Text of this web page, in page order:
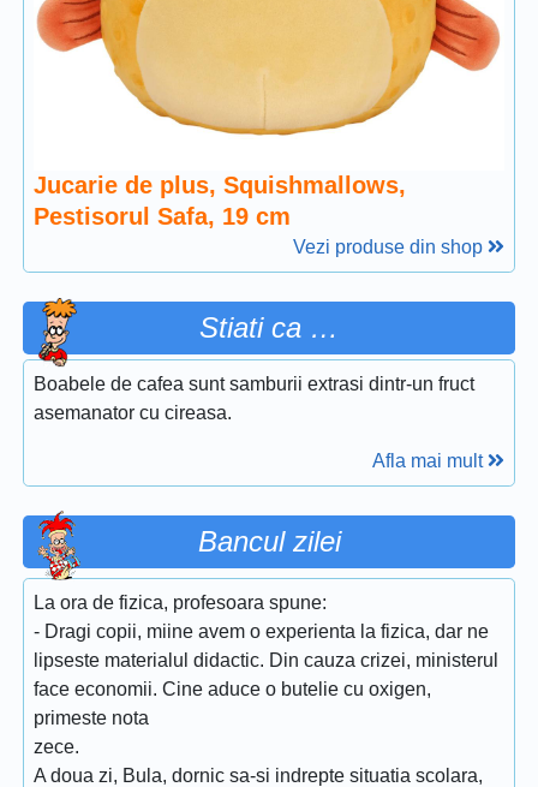
Jucarie de plus, Squishmallows,
Pestisorul Safa, 19 cm
Vezi produse din shop
Stiati ca …
Boabele de cafea sunt samburii extrasi dintr-un fruct
asemanator cu cireasa.
Afla mai mult
Bancul zilei
La ora de fizica, profesoara spune:
- Dragi copii, miine avem o experienta la fizica, dar ne
lipseste materialul didactic. Din cauza crizei, ministerul
face economii. Cine aduce o butelie cu oxigen,
primeste nota
zece.
A doua zi, Bula, dornic sa-si indrepte situatia scolara,